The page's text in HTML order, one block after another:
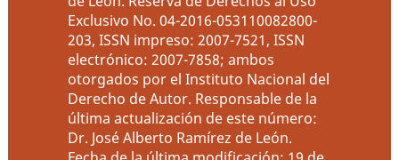
Exclusivo No. 04-2016-053110082800-
203, ISSN impreso: 2007-7521, ISSN
electrónico: 2007-7858; ambos
otorgados por el Instituto Nacional del
Derecho de Autor. Responsable de la
última actualización de este número:
Dr. José Alberto Ramírez de León.